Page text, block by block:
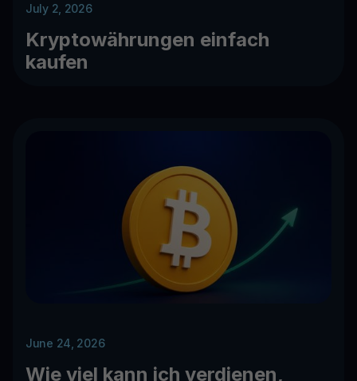
July 2, 2026
Kryptowährungen einfach
kaufen
June 24, 2026
Wie viel kann ich verdienen,